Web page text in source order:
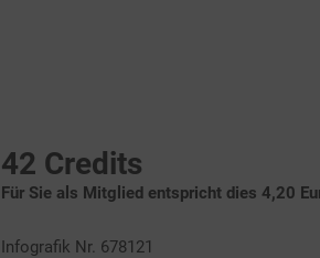
42 Credits
Für Sie als Mitglied entspricht dies 4,20
Infografik Nr. 678121